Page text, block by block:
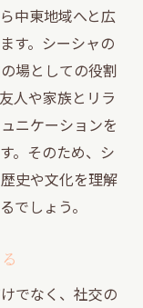
備方法
ャバー紹介
ドを追う
介
の背景
レーバー
予測
中東地域へと広
す。シーシャの
場としての役割
人や家族とリラ
ニケーションを
。そのため、シ
史や文化を理解
でしょう。
でなく、社交の